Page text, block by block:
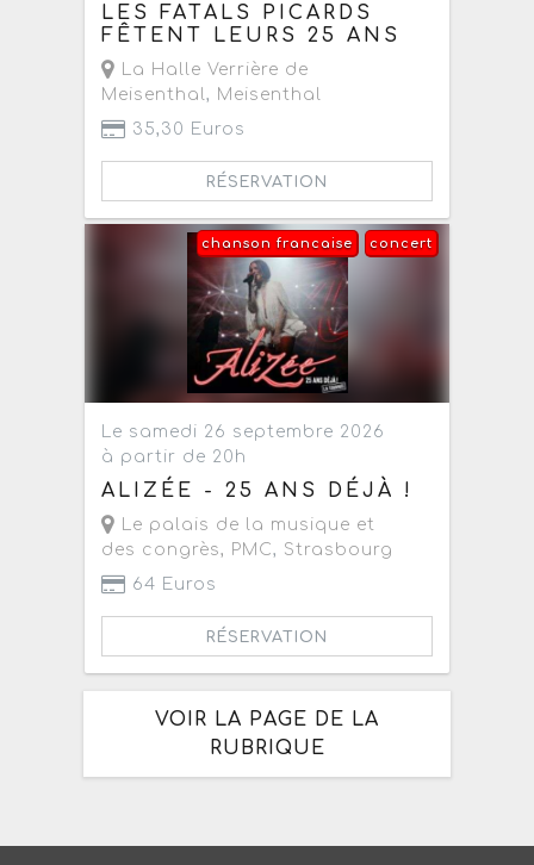
LES FATALS PICARDS
FÊTENT LEURS 25 ANS
La Halle Verrière de
Meisenthal , Meisenthal
35,30 Euros
RÉSERVATION
concert
chanson francaise
Le samedi 26 septembre 2026
à partir de 20h
ALIZÉE - 25 ANS DÉJÀ !
Le palais de la musique et
des congrès, PMC, Strasbourg
64 Euros
RÉSERVATION
VOIR LA PAGE DE LA
RUBRIQUE